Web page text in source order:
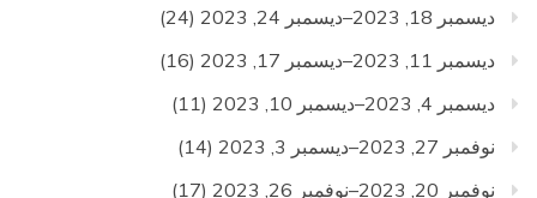
ديسمبر 18, 2023–ديسمبر 24, 2023
(24)
ديسمبر 11, 2023–ديسمبر 17, 2023
(16)
ديسمبر 4, 2023–ديسمبر 10, 2023
(11)
نوفمبر 27, 2023–ديسمبر 3, 2023
(14)
نوفمبر 20, 2023–نوفمبر 26, 2023
(17)